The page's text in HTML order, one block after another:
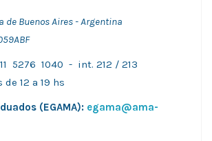
de Buenos Aires - Argentina
5276 1040 - int. 212 / 213
de 12 a 19 hs
(EGAMA): egama@ama-